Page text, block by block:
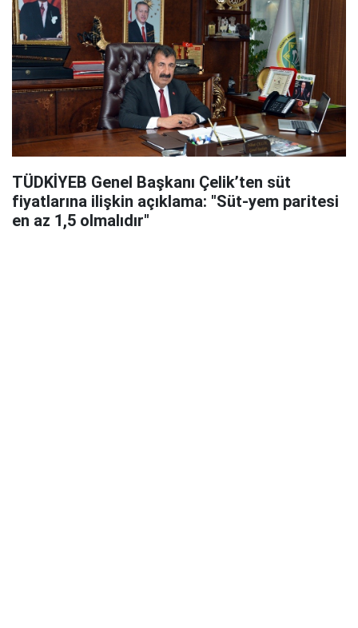
TÜDKİYEB Genel Başkanı Çelik’ten süt
fiyatlarına ilişkin açıklama: "Süt-yem paritesi
en az 1,5 olmalıdır"